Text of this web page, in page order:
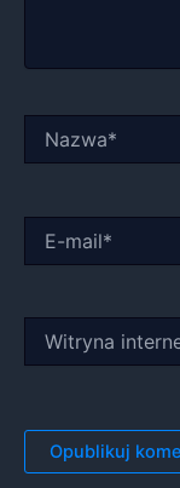
mail*
internetowa